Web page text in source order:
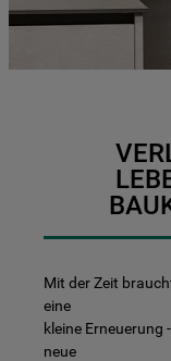
Mit der Zeit
eine
kleine Erneuerung
neue